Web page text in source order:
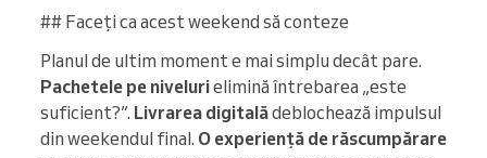
## Faceți ca acest weekend să conteze
Planul de ultim moment e mai simplu decât pare.
Pachetele pe nivelurielimină întrebarea „este
suficient?”. Livrarea digitalădeblochează impulsul
din weekendul final. O experiență de răscumpărare